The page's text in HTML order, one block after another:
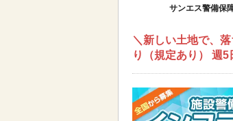
サンエス警備保
＼新しい土地で、
り（規定あり） 週